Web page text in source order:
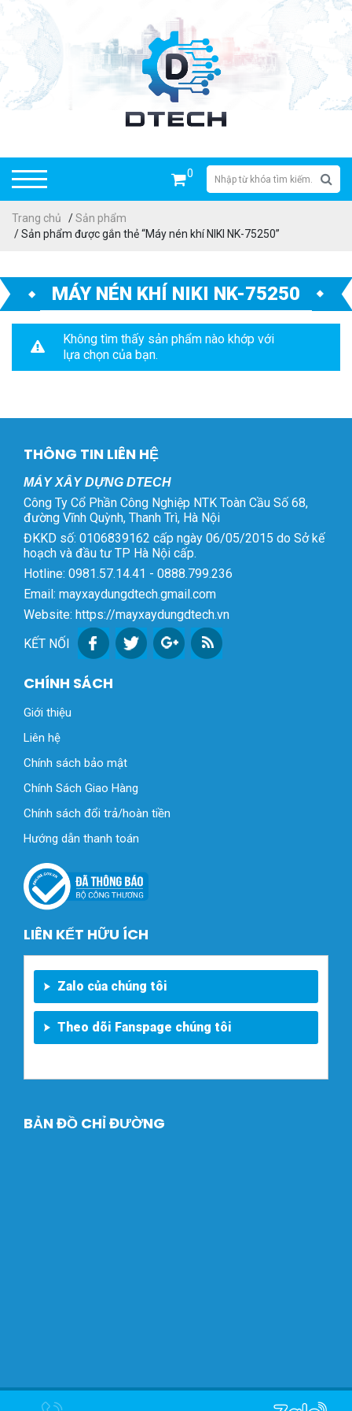
0
Trang chủ /Sản phẩm
/ Sản phẩm được gắn thẻ “Máy nén khí NIKI NK-75250”
MÁY NÉN KHÍ NIKI NK-75250
Không tìm thấy sản phẩm nào khớp với
lựa chọn của bạn.
THÔNG TIN LIÊN HỆ
MÁY XÂY DỰNG DTECH
Công Ty Cổ Phần Công Nghiệp NTK Toàn Cầu Số 68,
đường Vĩnh Quỳnh, Thanh Trì, Hà Nội
ĐKKD số: 0106839162 cấp ngày 06/05/2015 do Sở kế
hoạch và đầu tư TP Hà Nội cấp.
Hotline: 0981.57.14.41 - 0888.799.236
Email: mayxaydungdtech.gmail.com
Website: https://mayxaydungdtech.vn
KẾT NỐI
CHÍNH SÁCH
Giới thiệu
Liên hệ
Chính sách bảo mật
Chính Sách Giao Hàng
Chính sách đổi trả/hoàn tiền
Hướng dẫn thanh toán
LIÊN KẾT HỮU ÍCH
Zalo của chúng tôi
Theo dõi Fanspage chúng tôi
BẢN ĐỒ CHỈ ĐƯỜNG
Copyright © 2024 Máy Xây dựng Dtech. Designed byHalink